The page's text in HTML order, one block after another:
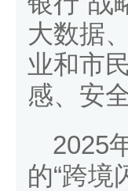
大数据
业和市
感、安全
2025
的“跨境